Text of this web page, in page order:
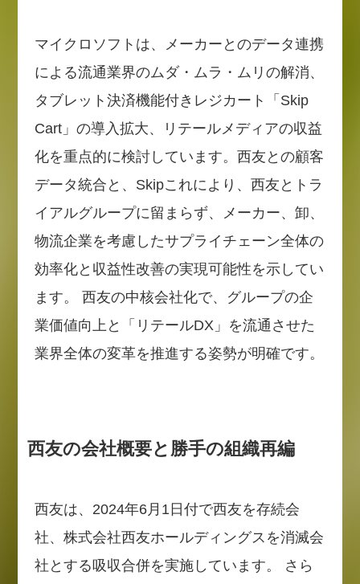
マイクロソフトは、メーカーとのデータ連携
による流通業界のムダ・ムラ・ムリの解消、
タブレット決済機能付きレジカート「Skip
Cart」の導入拡大、リテールメディアの収益
化を重点的に検討しています。西友との顧客
データ統合と、Skipこれにより、西友とトラ
イアルグループに留まらず、メーカー、卸、
物流企業を考慮したサプライチェーン全体の
効率化と収益性改善の実現可能性を示してい
ます。 西友の中核会社化で、グループの企
業価値向上と「リテールDX」を流通させた
業界全体の変革を推進する姿勢が明確です。
西友の会社概要と勝手の組織再編
西友は、2024年6月1日付で西友を存続会
社、株式会社西友ホールディングスを消滅会
社とする吸収合併を実施しています。 さら